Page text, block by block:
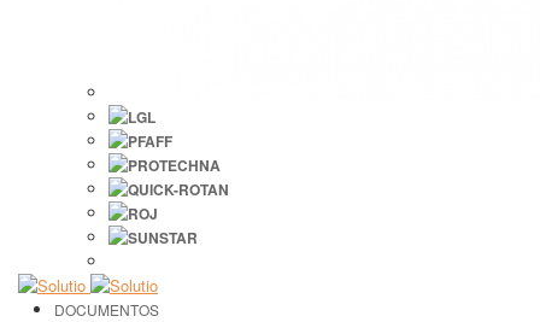
DOCUMENTOS